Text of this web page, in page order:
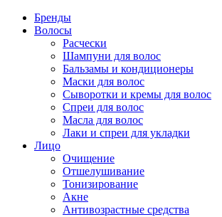
Бренды
Волосы
Расчески
Шампуни для волос
Бальзамы и кондиционеры
Маски для волос
Сыворотки и кремы для волос
Спреи для волос
Масла для волос
Лаки и спреи для укладки
Лицо
Очищение
Отшелушивание
Тонизирование
Акне
Антивозрастные средства